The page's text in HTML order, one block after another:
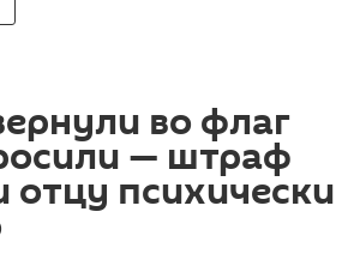
во флаг
— штраф
отцу психически